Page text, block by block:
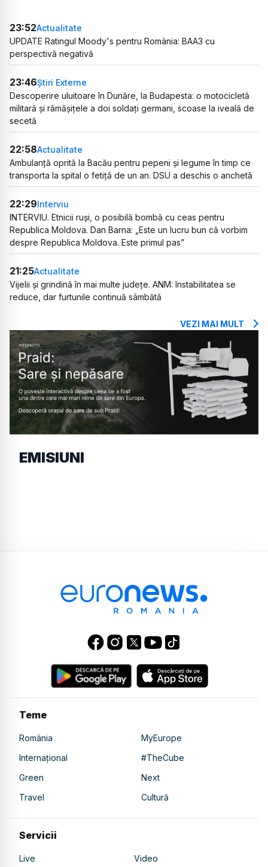
23:52Actualitate
UPDATE Ratingul Moody's pentru România: BAA3 cu
perspectivă negativă
23:46Știri Externe
Descoperire uluitoare în Dunăre, la Budapesta: o motocicletă
militară și rămășițele a doi soldați germani, scoase la iveală de
secetă
22:58Actualitate
Ambulanță oprită la Bacău pentru pepeni și legume în timp ce
transporta la spital o fetiță de un an. DSU a deschis o anchetă
22:29Interviu
INTERVIU. Etnicii ruși, o posibilă bombă cu ceas pentru
Republica Moldova. Dan Barna: „Este un lucru bun că vorbim
despre Republica Moldova. Este primul pas”
21:25Actualitate
Vijelii și grindină în mai multe județe. ANM: Instabilitatea se
reduce, dar furtunile continuă sâmbătă
VEZI MAI MULT
EMISIUNI
Teme
România
MyEurope
Internațional
#TheCube
Green
Next
Travel
Cultură
Servicii
Live Video